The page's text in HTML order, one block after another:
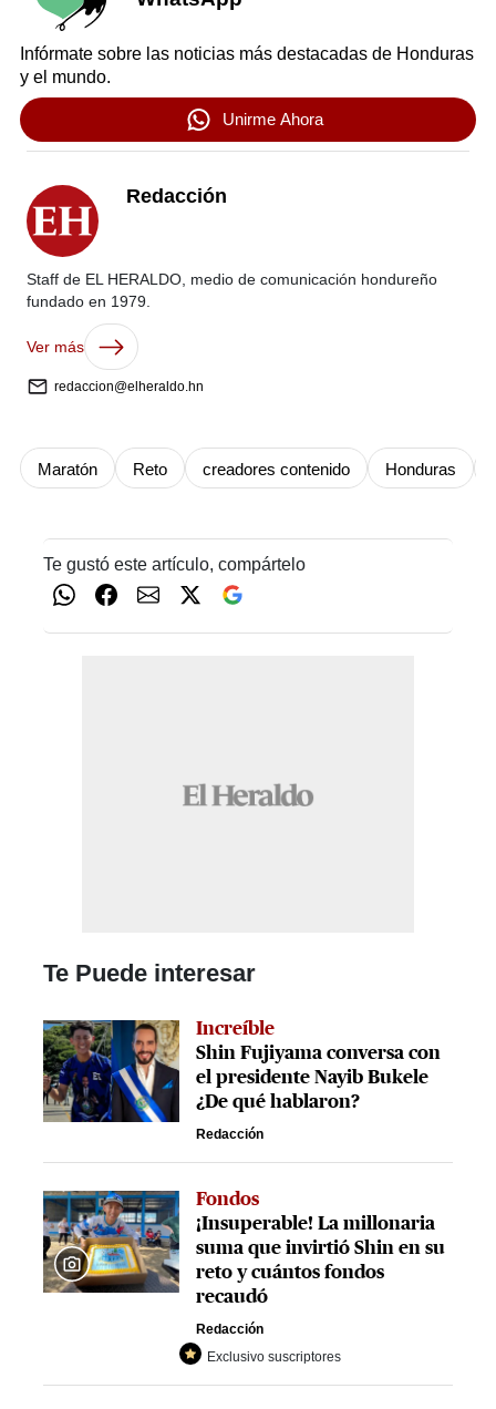
Infórmate sobre las noticias más destacadas de Honduras
y el mundo.
Unirme Ahora
Redacción
Staff de EL HERALDO, medio de comunicación hondureño
fundado en 1979.
Ver más
redaccion@elheraldo.hn
Maratón Reto creadores contenido Honduras
Te gustó este artículo, compártelo
Te Puede interesar
Increíble
Shin Fujiyama conversa con
el presidente Nayib Bukele
¿De qué hablaron?
Redacción
Fondos
¡Insuperable! La millonaria
suma que invirtió Shin en su
reto y cuántos fondos
recaudó
Redacción
Exclusivo suscriptores